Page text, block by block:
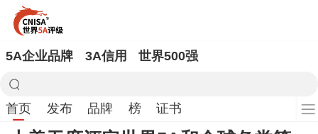
5A企业品牌 3A信用 世界500强
首页 发布 品牌 榜 证书